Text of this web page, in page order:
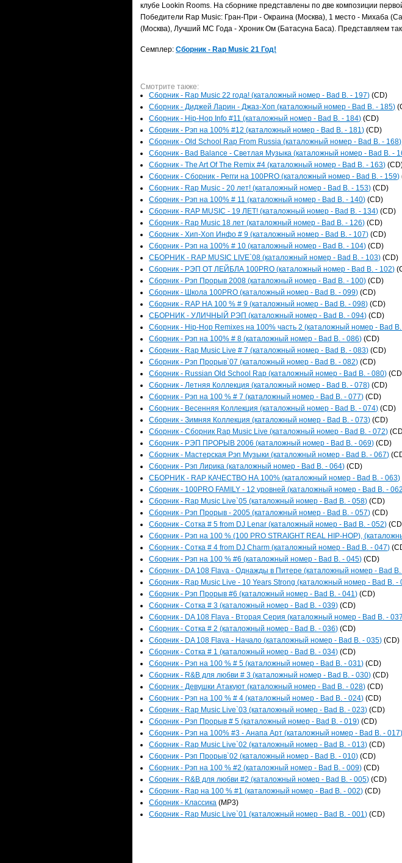
клубе Lookin Rooms. На сборнике представлены по две композиции
Победители Rap Music: Гран-При - Окраина (Москва), 1 место - Михаба
(Москва), Лучший МС Года - Хроник Ом (Батасуна Баса). Представляем
Семплер: Сборник - Rap Music 21 Год!
Смотрите также:
Сборник - Rap Music 22 года! (каталожный номер - Bad B. - 197) (CD)
Сборник - Диджей Ларин - Джаз-Хоп (каталожный номер - Bad B. - 185)
Сборник - Hip-Hop Info #11 (каталожный номер - Bad B. - 184) (CD)
Сборник - Рэп на 100% #12 (каталожный номер - Bad B. - 181) (CD)
Сборник - Old School Rap From Russia (каталожный номер - Bad B. - 168)
Сборник - Bad Balance - Светлая Музыка (каталожный номер - Bad B. -
Сборник - The Art Of The Remix #4 (каталожный номер - Bad B. - 163)
Сборник - Сборник - Регги на 100PRO (каталожный номер - Bad B. - 159)
Сборник - Rap Music - 20 лет! (каталожный номер - Bad B. - 153) (CD)
Сборник - Рэп на 100% # 11 (каталожный номер - Bad B. - 140) (CD)
Сборник - RAP MUSIC - 19 ЛЕТ! (каталожный номер - Bad B. - 134) (CD)
Сборник - Rap Music 18 лет (каталожный номер - Bad B. - 126) (CD)
Сборник - Хип-Хоп Инфо # 9 (каталожный номер - Bad B. - 107) (CD)
Сборник - Рэп на 100% # 10 (каталожный номер - Bad B. - 104) (CD)
СБОРНИК - RAP MUSIC LIVE`08 (каталожный номер - Bad B. - 103) (CD)
Сборник - РЭП ОТ ЛЕЙБЛА 100PRO (каталожный номер - Bad B. - 102)
Сборник - Рэп Прорыв 2008 (каталожный номер - Bad B. - 100) (CD)
Сборник - Школа 100PRO (каталожный номер - Bad B. - 099) (CD)
Сборник - RAP НА 100 % # 9 (каталожный номер - Bad B. - 098) (CD)
СБОРНИК - УЛИЧНЫЙ РЭП (каталожный номер - Bad B. - 094) (CD)
Сборник - Hip-Hop Remixes на 100% часть 2 (каталожный номер - Bad
Сборник - Рэп на 100% # 8 (каталожный номер - Bad B. - 086) (CD)
Сборник - Rap Music Live # 7 (каталожный номер - Bad B. - 083) (CD)
Сборник - Рэп Прорыв`07 (каталожный номер - Bad B. - 082) (CD)
Сборник - Russian Old School Rap (каталожный номер - Bad B. - 080)
Сборник - Летняя Коллекция (каталожный номер - Bad B. - 078) (CD)
Сборник - Рэп на 100 % # 7 (каталожный номер - Bad B. - 077) (CD)
Сборник - Весенняя Коллекция (каталожный номер - Bad B. - 074) (CD)
Сборник - Зимняя Коллекция (каталожный номер - Bad B. - 073) (CD)
Сборник - Сборник Rap Music Live (каталожный номер - Bad B. - 072)
Сборник - РЭП ПРОРЫВ 2006 (каталожный номер - Bad B. - 069) (CD)
Сборник - Мастерская Рэп Музыки (каталожный номер - Bad B. - 067)
Сборник - Рэп Лирика (каталожный номер - Bad B. - 064) (CD)
СБОРНИК - RAP КАЧЕСТВО НА 100% (каталожный номер - Bad B. - 063)
Сборник - 100PRO FAMILY - 12 уровней (каталожный номер - Bad B. -
Сборник - Rap Music Live`05 (каталожный номер - Bad B. - 058) (CD)
Сборник - Рэп Прорыв - 2005 (каталожный номер - Bad B. - 057) (CD)
Сборник - Сотка # 5 from DJ Lenar (каталожный номер - Bad B. - 052)
Сборник - Рэп на 100 % (100 PRO STRAIGHT REAL HIP-HOP),
Сборник - Сотка # 4 from DJ Charm (каталожный номер - Bad B. - 047)
Сборник - Рэп на 100 % #6 (каталожный номер - Bad B. - 045) (CD)
Сборник - DA 108 Flava - Однажды в Питере (каталожный номер - Bad B.
Сборник - Rap Music Live - 10 Years Strong (каталожный номер - Bad B. -
Сборник - Рэп Прорыв #6 (каталожный номер - Bad B. - 041) (CD)
Сборник - Сотка # 3 (каталожный номер - Bad B. - 039) (CD)
Сборник - DA 108 Flava - Вторая Серия (каталожный номер - Bad B. -
Сборник - Сотка # 2 (каталожный номер - Bad B. - 036) (CD)
Сборник - DA 108 Flava - Начало (каталожный номер - Bad B. - 035) (CD)
Сборник - Сотка # 1 (каталожный номер - Bad B. - 034) (CD)
Сборник - Рэп на 100 % # 5 (каталожный номер - Bad B. - 031) (CD)
Сборник - R&B для любви # 3 (каталожный номер - Bad B. - 030) (CD)
Сборник - Девушки Атакуют (каталожный номер - Bad B. - 028) (CD)
Сборник - Рэп на 100 % # 4 (каталожный номер - Bad B. - 024) (CD)
Сборник - Rap Music Live`03 (каталожный номер - Bad B. - 023) (CD)
Сборник - Рэп Прорыв # 5 (каталожный номер - Bad B. - 019) (CD)
Сборник - Рэп на 100% #3 - Анапа Арт (каталожный номер - Bad B. - 017)
Сборник - Rap Music Live`02 (каталожный номер - Bad B. - 013) (CD)
Сборник - Рэп Прорыв`02 (каталожный номер - Bad B. - 010) (CD)
Сборник - Рэп на 100 % #2 (каталожный номер - Bad B. - 009) (CD)
Сборник - R&B для любви #2 (каталожный номер - Bad B. - 005) (CD)
Сборник - Rap на 100 % #1 (каталожный номер - Bad B. - 002) (CD)
Сборник - Классика (MP3)
Сборник - Rap Music Live`01 (каталожный номер - Bad B. - 001) (CD)